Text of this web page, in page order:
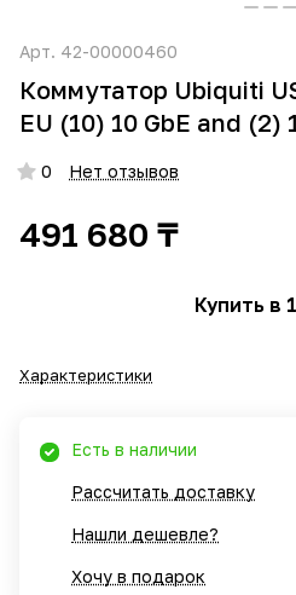
Арт. 42-00000460
Коммутатор Ubiquiti
EU (10) 10 GbE and (2)
0 Нет отзывов
491 680 ₸
Купить в
Характеристики
Есть в наличии
Рассчитать доставку
Нашли дешевле?
Хочу в подарок